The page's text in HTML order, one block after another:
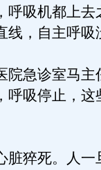
呼吸机都上去
线，自主呼吸
急诊室马主
呼吸停止，这
猝死。人一